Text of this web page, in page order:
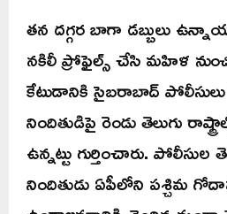
తన దగ్గర బాగా డబ్బులు
నకిలీ ప్రోఫైల్స్‌ చేసి మహిళ నుంచి
కేటుడానికి సైబరాబాద్‌ పోలీసులు
నిందితుడిపై రెండు తెలుగు
ఉన్నట్టు గుర్తించారు.
నిందితుడు ఏపీలోని పశ్చిమ